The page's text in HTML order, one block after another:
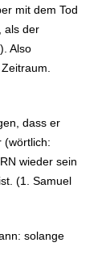
mit dem Tod
als der
Also
dass er
(wörtlich:
wieder sein
(1. Samuel
solange